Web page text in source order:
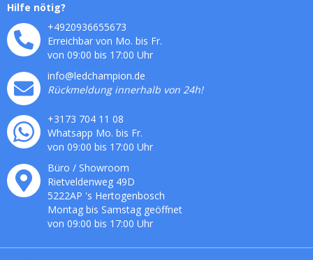
Hilfe nötig?
+4920936655673
Erreichbar von Mo. bis Fr.
von 09:00 bis 17:00 Uhr
info@ledchampion.de
Rückmeldung innerhalb von 24h!
+3173 704 11 08
Whatsapp Mo. bis Fr.
von 09:00 bis 17:00 Uhr
Büro / Showroom
Rietveldenweg 49D
5222AP 's Hertogenbosch
Montag bis Samstag geöffnet
von 09:00 bis 17:00 Uhr